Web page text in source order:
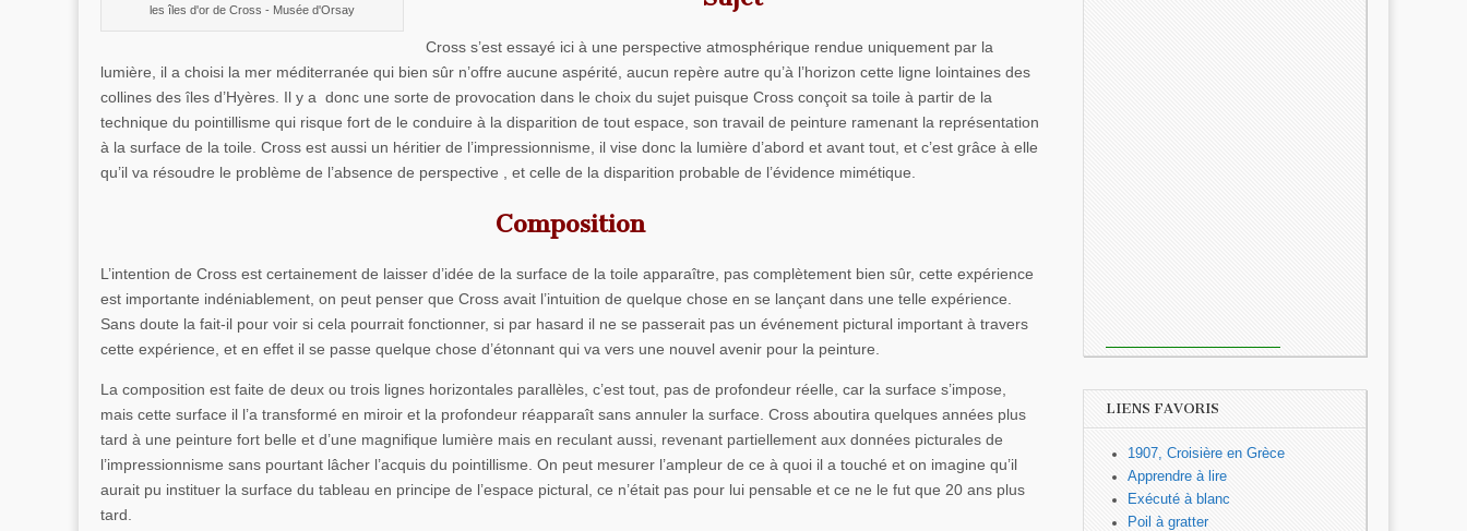
les îles d'or de Cross - Musée d'Orsay
Cross s’est essayé ici à une perspective atmosphérique rendue uniquement par la
lumière, il a choisi la mer méditerranée qui bien sûr n’offre aucune aspérité, aucun repère autre qu’à l’horizon cette ligne lointaines des
collines des îles d’Hyères. Il y a donc une sorte de provocation dans le choix du sujet puisque Cross conçoit sa toile à partir de la
technique du pointillisme qui risque fort de le conduire à la disparition de tout espace, son travail de peinture ramenant la représentation
à la surface de la toile. Cross est aussi un héritier de l’impressionnisme, il vise donc la lumière d’abord et avant tout, et c’est grâce à elle
qu’il va résoudre le problème de l’absence de perspective , et celle de la disparition probable de l’évidence mimétique.
Composition
L’intention de Cross est certainement de laisser d’idée de la surface de la toile apparaître, pas complètement bien sûr, cette expérience
est importante indéniablement, on peut penser que Cross avait l’intuition de quelque chose en se lançant dans une telle expérience.
Sans doute la fait-il pour voir si cela pourrait fonctionner, si par hasard il ne se passerait pas un événement pictural important à travers
cette expérience, et en effet il se passe quelque chose d’étonnant qui va vers une nouvel avenir pour la peinture.
La composition est faite de deux ou trois lignes horizontales parallèles, c’est tout, pas de profondeur réelle, car la surface s’impose,
mais cette surface il l’a transformé en miroir et la profondeur réapparaît sans annuler la surface. Cross aboutira quelques années plus
tard à une peinture fort belle et d’une magnifique lumière mais en reculant aussi, revenant partiellement aux données picturales de
l’impressionnisme sans pourtant lâcher l’acquis du pointillisme. On peut mesurer l’ampleur de ce à quoi il a touché et on imagine qu’il
aurait pu instituer la surface du tableau en principe de l’espace pictural, ce n’était pas pour lui pensable et ce ne le fut que 20 ans plus
tard.
LIENS FAVORIS
1907, Croisière en Grèce
Apprendre à lire
Exécuté à blanc
Poil à gratter